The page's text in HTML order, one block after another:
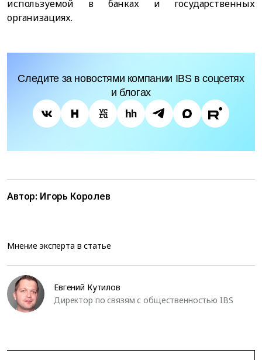
используемой в банках и государственных
организациях.
Следите за новостями компании IBS в соцсетях
и блогах
Автор: Игорь Королев
Мнение эксперта в статье
Евгений Кутилов
Директор по связям с общественностью IBS